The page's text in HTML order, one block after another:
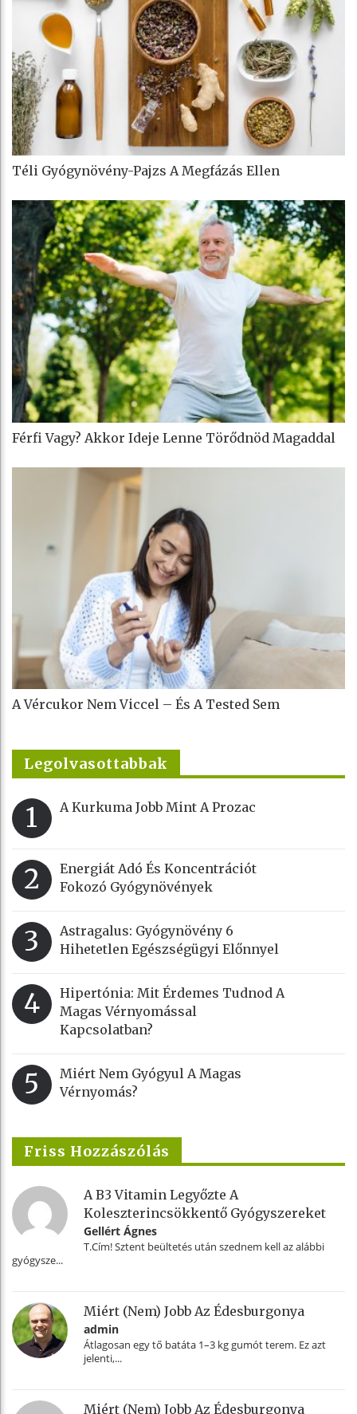
Téli Gyógynövény-Pajzs A Megfázás Ellen
Férfi Vagy? Akkor Ideje Lenne Törődnöd Magaddal
A Vércukor Nem Viccel – És A Tested Sem
Legolvasottabbak
1 A Kurkuma Jobb Mint A Prozac
2
Energiát Adó És Koncentrációt
Fokozó Gyógynövények
3
Astragalus: Gyógynövény 6
Hihetetlen Egészségügyi Előnnyel
4
Hipertónia: Mit Érdemes Tudnod A
Magas Vérnyomással
Kapcsolatban?
5
Miért Nem Gyógyul A Magas
Vérnyomás?
Friss Hozzászólás
A B3 Vitamin Legyőzte A
Koleszterincsökkentő Gyógyszereket
Gellért Ágnes
T.Cím! Sztent beültetés után szednem kell az alábbi
gyógysze...
Miért (nem) Jobb Az Édesburgonya
admin
Átlagosan egy tő batáta 1–3 kg gumót terem. Ez azt
jelenti,...
Miért (nem) Jobb Az Édesburgonya